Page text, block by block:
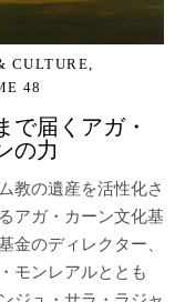
CULTURE
48
で届くアガ・
の力
教の遺産を活性化さ
アガ・カーン文化基
金のディレクター、
モンレアルととも